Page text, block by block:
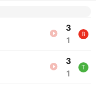
3
1
B
3
1
T